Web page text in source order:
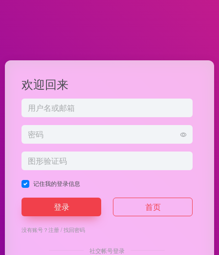
欢迎回来
记住我的登录信息
登录 首页
没有账号？注册/找回密码
社交帐号登录